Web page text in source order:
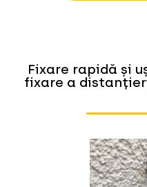
Fixare rapidă și
fixare a